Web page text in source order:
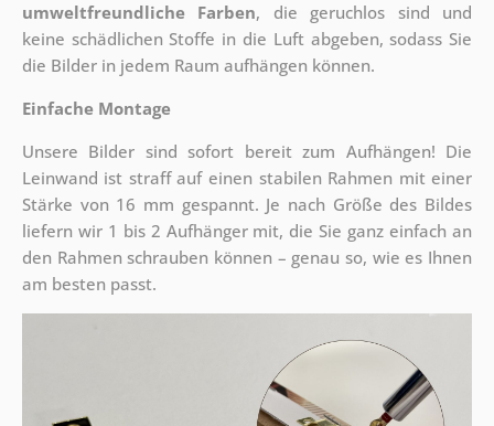
umweltfreundliche Farben, die geruchlos sind und
keine schädlichen Stoffe in die Luft abgeben, sodass Sie
die Bilder in jedem Raum aufhängen können.
Einfache Montage
Unsere Bilder sind sofort bereit zum Aufhängen! Die
Leinwand ist straff auf einen stabilen Rahmen mit einer
Stärke von 16 mm gespannt. Je nach Größe des Bildes
liefern wir 1 bis 2 Aufhänger mit, die Sie ganz einfach an
den Rahmen schrauben können – genau so, wie es Ihnen
am besten passt.